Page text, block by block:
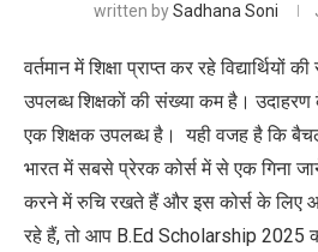
written bySadhana Soni
वर्तमान में शिक्षा प्राप्त कर रहे विद्यार्थियों
उपलब्ध शिक्षकों की संख्या कम है। उदाहरण
एक शिक्षक उपलब्ध है। यही वजह है कि
भारत में सबसे प्रेरक कोर्स में से एक गिना
करने में रुचि रखते हैं और इस कोर्स के लिए
रहे हैं, तो आप B.Ed Scholarship 2025